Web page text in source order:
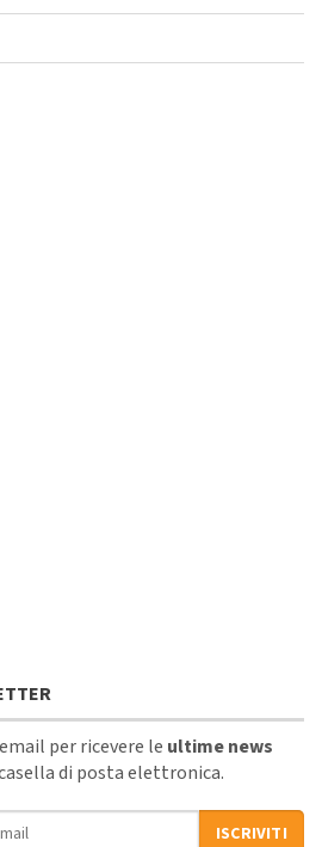
per ricevere le ultime news
di posta elettronica.
ISCRIVITI